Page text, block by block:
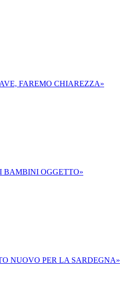
FAREMO CHIAREZZA»
BAMBINI OGGETTO»
NUOVO PER LA SARDEGNA»